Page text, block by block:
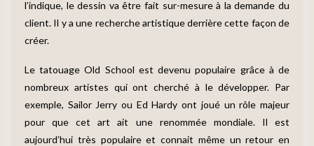
l’indique, le dessin va être fait sur-mesure à la demande du
client. Il y a une recherche artistique derrière cette façon de
créer.
Le tatouage Old School est devenu populaire grâce à de
nombreux artistes qui ont cherché à le développer. Par
exemple, Sailor Jerry ou Ed Hardy ont joué un rôle majeur
pour que cet art ait une renommée mondiale. Il est
aujourd’hui très populaire et connait même un retour en